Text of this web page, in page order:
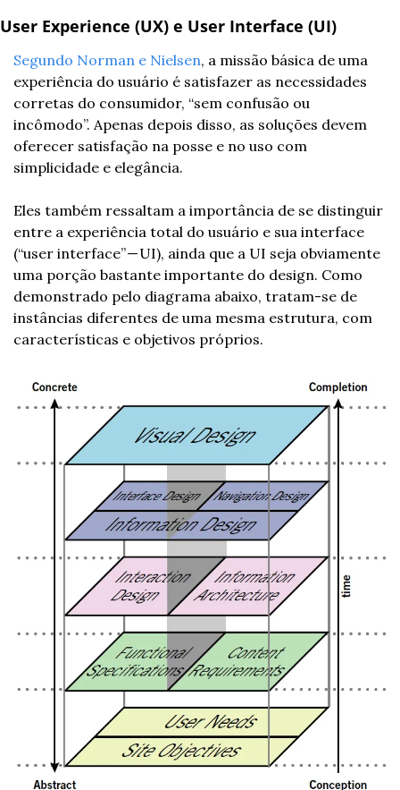
User Experience (UX) e User Interface (UI)
Segundo Norman e Nielsen, a missão básica de uma
experiência do usuário é satisfazer as necessidades
corretas do consumidor, “sem confusão ou
incômodo”. Apenas depois disso, as soluções devem
oferecer satisfação na posse e no uso com
simplicidade e elegância.
Eles também ressaltam a importância de se distinguir
entre a experiência total do usuário e sua interface
(“user interface” — UI), ainda que a UI seja obviamente
uma porção bastante importante do design. Como
demonstrado pelo diagrama abaixo, tratam-se de
instâncias diferentes de uma mesma estrutura, com
características e objetivos próprios.